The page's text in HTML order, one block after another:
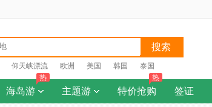
搜索
仰天峡漂流 欧洲 美国 韩国 泰国
海岛游
热
主题游 特价抢购
热
签证